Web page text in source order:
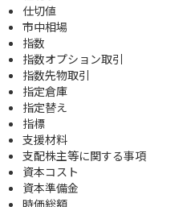
仕切値
市中相場
指数
指数オプション取引
指数先物取引
指定倉庫
指定替え
指標
支援材料
支配株主等に関する事項
資本コスト
資本準備金
時価総額